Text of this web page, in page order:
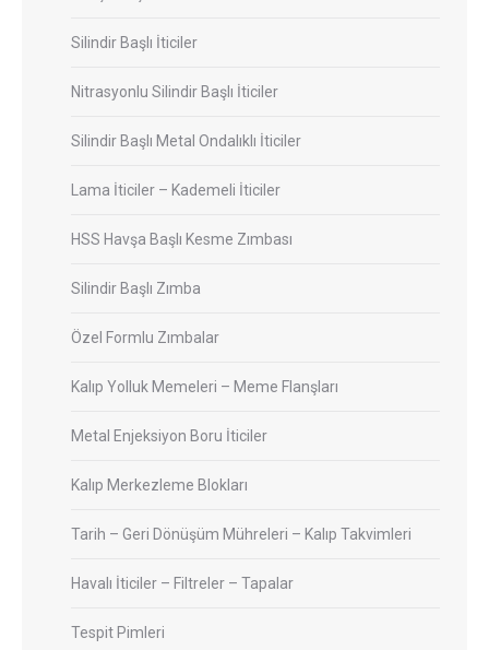
Silindir Başlı İticiler
Nitrasyonlu Silindir Başlı İticiler
Silindir Başlı Metal Ondalıklı İticiler
Lama İticiler – Kademeli İticiler
HSS Havşa Başlı Kesme Zımbası
Silindir Başlı Zımba
Özel Formlu Zımbalar
Kalıp Yolluk Memeleri – Meme Flanşları
Metal Enjeksiyon Boru İticiler
Kalıp Merkezleme Blokları
Tarih – Geri Dönüşüm Mühreleri – Kalıp Takvimleri
Havalı İticiler – Filtreler – Tapalar
Tespit Pimleri